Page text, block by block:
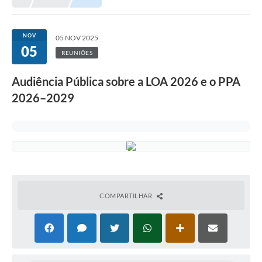
NOV
05
05 NOV 2025
REUNIÕES
Audiência Pública sobre a LOA 2026 e o PPA
2026–2029
COMPARTILHAR